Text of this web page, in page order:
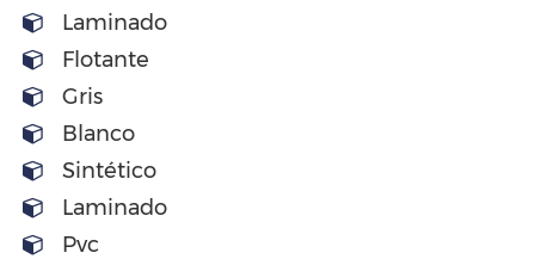
Laminado
Flotante
Gris
Blanco
Sintético
Laminado
Pvc